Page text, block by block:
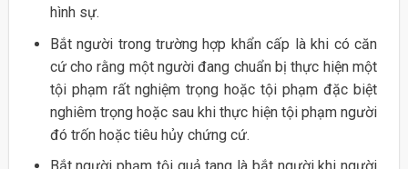
hình sự.
Bắt người trong trường hợp khẩn cấp là khi có căn
cứ cho rằng một người đang chuẩn bị thực hiện một
tội phạm rất nghiệm trọng hoặc tội phạm đặc biệt
nghiêm trọng hoặc sau khi thực hiện tội phạm người
đó trốn hoặc tiêu hủy chứng cứ.